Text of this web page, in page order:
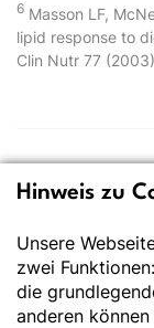
6 Masson LF,
lipid response to
Clin Nutr 77
für
Der Wissenschaft
Essen und Trinken
Hinweis zu
Unsere
zwei
die
anderen